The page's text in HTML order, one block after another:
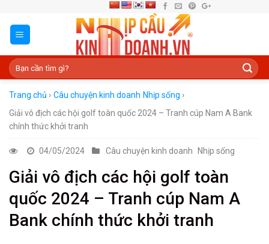
content
Trang chủ › Câu chuyện kinh doanh Nhịp sống ›
Giải vô địch các hội golf toàn quốc 2024 – Tranh cúp Nam A Bank
chính thức khởi tranh
04/05/2024 Câu chuyện kinh doanh Nhịp sống
Giải vô địch các hội golf toàn
quốc 2024 – Tranh cúp Nam A
Bank chính thức khởi tranh